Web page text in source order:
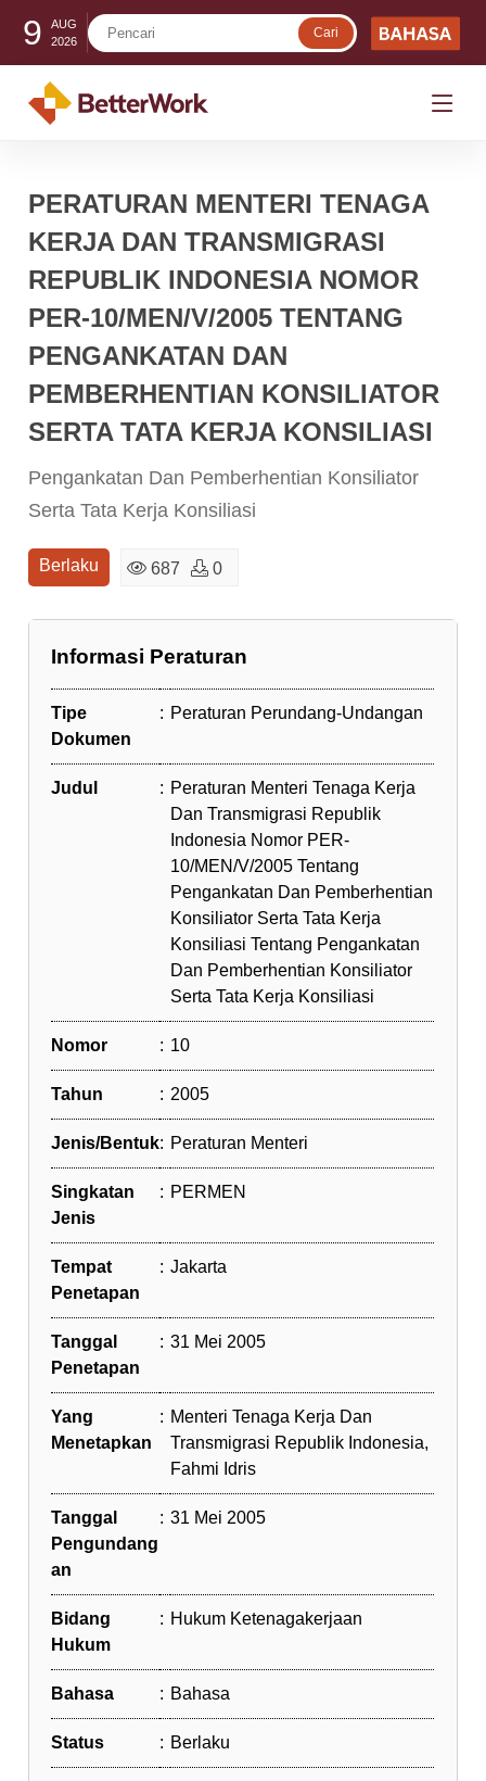
9
AUG
2026
PERATURAN MENTERI TENAGA
KERJA DAN TRANSMIGRASI
REPUBLIK INDONESIA NOMOR
PER-10/MEN/V/2005 TENTANG
PENGANKATAN DAN
PEMBERHENTIAN KONSILIATOR
SERTA TATA KERJA KONSILIASI
Pengankatan Dan Pemberhentian Konsiliator
Serta Tata Kerja Konsiliasi
Berlaku 687 0
Informasi Peraturan
Tipe
Dokumen
: Peraturan Perundang-Undangan
Judul : Peraturan Menteri Tenaga Kerja
Dan Transmigrasi Republik
Indonesia Nomor PER-
10/MEN/V/2005 Tentang
Pengankatan Dan Pemberhentian
Konsiliator Serta Tata Kerja
Konsiliasi Tentang Pengankatan
Dan Pemberhentian Konsiliator
Serta Tata Kerja Konsiliasi
Nomor : 10
Tahun : 2005
Jenis/Bentuk: Peraturan Menteri
Singkatan
Jenis
: PERMEN
Tempat
Penetapan
: Jakarta
Tanggal
Penetapan
: 31 Mei 2005
Yang
Menetapkan
: Menteri Tenaga Kerja Dan
Transmigrasi Republik Indonesia,
Fahmi Idris
Tanggal
Pengundang
an
: 31 Mei 2005
Bidang
Hukum
: Hukum Ketenagakerjaan
Bahasa : Bahasa
Status : Berlaku